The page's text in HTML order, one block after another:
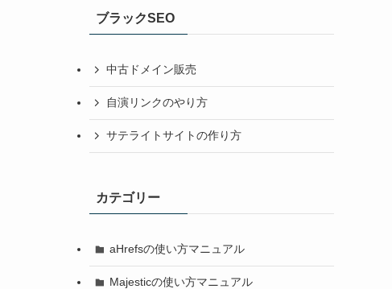
ブラックSEO
中古ドメイン販売
自演リンクのやり方
サテライトサイトの作り方
カテゴリー
aHrefsの使い方マニュアル
Majesticの使い方マニュアル